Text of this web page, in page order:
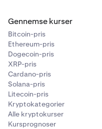
Gennemse kurser
Bitcoin-pris
Ethereum-pris
Dogecoin-pris
XRP-pris
Cardano-pris
Solana-pris
Litecoin-pris
Kryptokategorier
Alle kryptokurser
Kursprognoser